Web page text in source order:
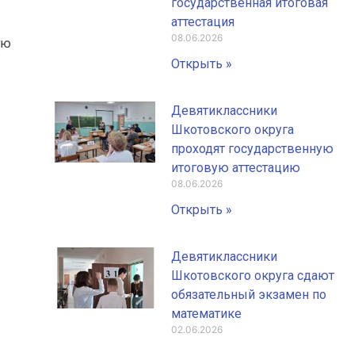
государственная итоговая
аттестация
08.06.2026
Открыть »
Девятиклассники
Шкотовского округа
проходят государственную
итоговую аттестацию
08.06.2026
Открыть »
Девятиклассники
Шкотовского округа сдают
обязательный экзамен по
математике
02.06.2026